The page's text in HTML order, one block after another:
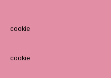
cookie
cookie